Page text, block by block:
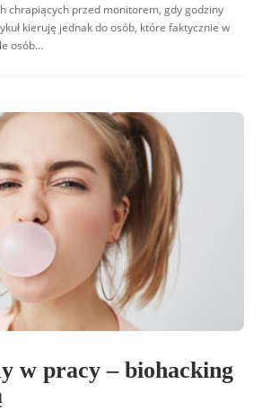
chrapiących przed monitorem, gdy godziny
kieruję jednak do osób, które faktycznie w
osób...
w pracy – biohacking